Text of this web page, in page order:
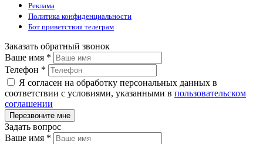
Реклама
Политика конфиденциальности
Бот приветствия телеграм
Заказать обратный звонок
Ваше имя *
Телефон *
Я согласен на обработку персональных данных в
соответствии с условиями, указанными в пользовательском
соглашении
Задать вопрос
Ваше имя *